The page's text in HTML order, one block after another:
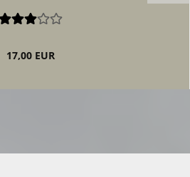
17,00 EUR